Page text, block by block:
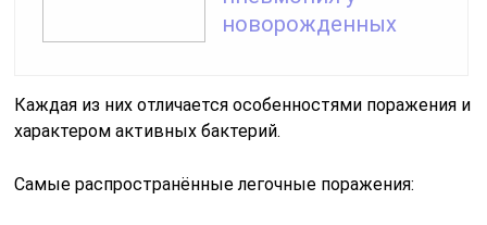
новорожденных
Каждая из них отличается особенностями поражения и
характером активных бактерий.
Самые распространённые легочные поражения: